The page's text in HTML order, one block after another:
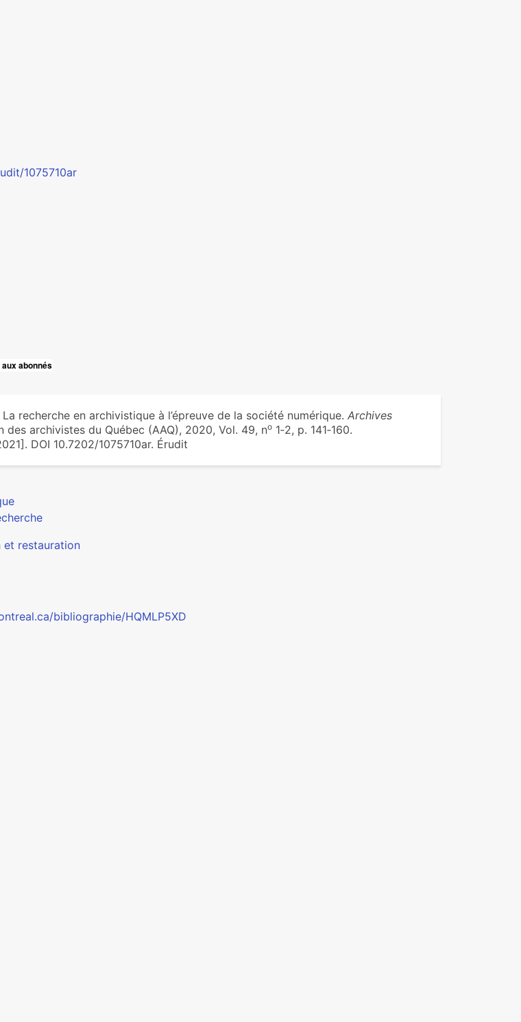
1075710ar
abonnés
recherche en archivistique à l’épreuve de la société numérique. Archives
des archivistes du Québec (AAQ), 2020, Vol. 49, no 1‑2, p. 141‑160.
DOI 10.7202/1075710ar. Érudit
et restauration
bibliographie/HQMLP5XD